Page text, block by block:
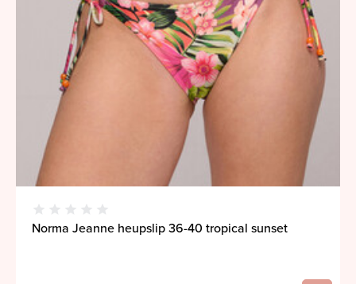
Norma Jeanne heupslip 36-40 tropical sunset